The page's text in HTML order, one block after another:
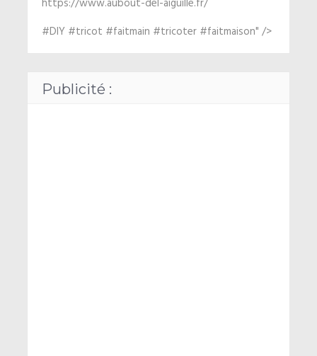
https://www.aubout-del-aiguille.fr/
#DIY #tricot #faitmain #tricoter #faitmaison" />
Publicité :